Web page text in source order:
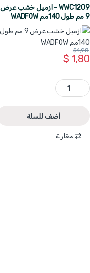
WWC1209 - ازميل خشب عرض
9 مم طول 140مم WADFOW
$ 1,80
$1,98
WWC1209 - ازميل خشب عرض 9 مم طول 140مم WADFOW quantity
أضف للسلة
مقارنة